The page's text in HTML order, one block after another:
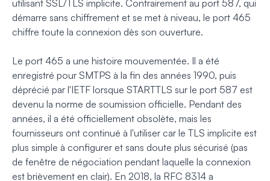
utilisant SSL/TLS implicite. Contrairement au port 587, qui
démarre sans chiffrement et se met à niveau, le port 465
chiffre toute la connexion dès son ouverture.
Le port 465 a une histoire mouvementée. Il a été
enregistré pour SMTPS à la fin des années 1990, puis
déprécié par l'IETF lorsque STARTTLS sur le port 587 est
devenu la norme de soumission officielle. Pendant des
années, il a été officiellement obsolète, mais les
fournisseurs ont continué à l'utiliser car le TLS implicite est
plus simple à configurer et sans doute plus sécurisé (pas
de fenêtre de négociation pendant laquelle la connexion
est brièvement en clair). En 2018, la RFC 8314 a